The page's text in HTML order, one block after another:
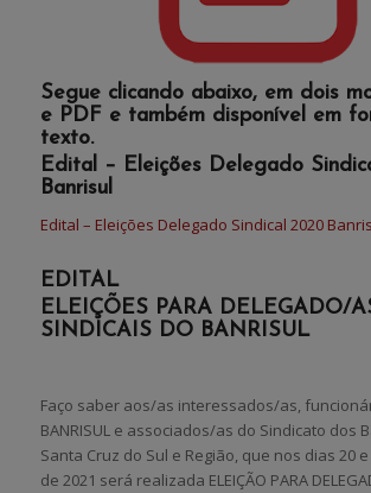
Segue clicando abaixo, em dois
e PDF e também disponível em
texto.
Edital – Eleições Delegado
Banrisul
Edital – Eleições Delegado Sindical 2020
EDITAL
ELEIÇÕES PARA DELEGADO/
SINDICAIS DO BANRISUL
Faço saber aos/as interessados/as,
BANRISUL e associados/as do Sindicato dos
Santa Cruz do Sul e Região, que nos dias 20
de 2021 será realizada ELEIÇÃO PARA